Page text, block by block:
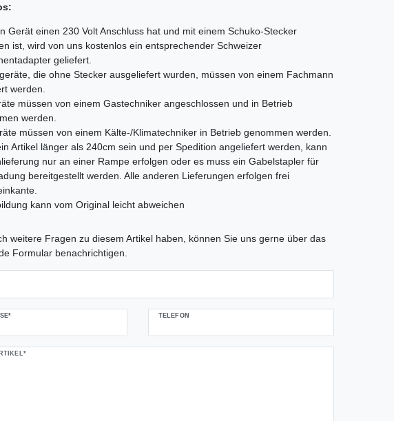
Gerät einen 230 Volt Anschluss hat und mit einem Schuko-Stecker
ist, wird von uns kostenlos ein entsprechender Schweizer
geliefert.
die ohne Stecker ausgeliefert wurden, müssen von einem Fachmann
werden.
müssen von einem Gastechniker angeschlossen und in Betrieb
werden.
müssen von einem Kälte-/Klimatechniker in Betrieb genommen werden.
Artikel länger als 240cm sein und per Spedition angeliefert werden, kann
nur an einer Rampe erfolgen oder es muss ein Gabelstapler für
bereitgestellt werden. Alle anderen Lieferungen erfolgen frei
kann vom Original leicht abweichen
weitere Fragen zu diesem Artikel haben, können Sie uns gerne über das
Formular benachrichtigen.
TELEFON